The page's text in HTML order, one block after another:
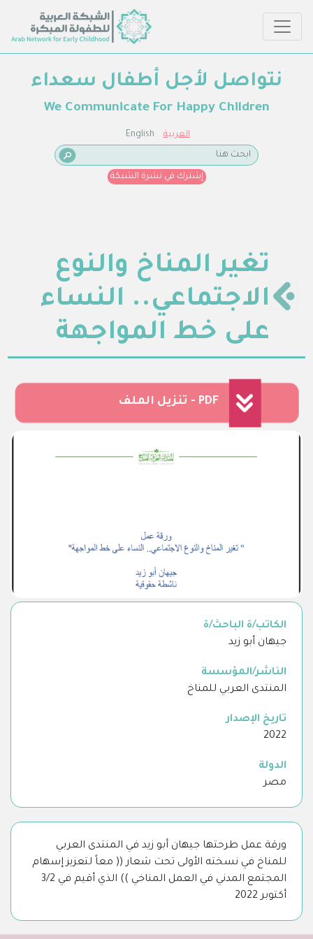
نتواصل لأجل أطفال سعداء
We Communicate For Happy Children
English العربية
إشترك في نشرة الشبكة
تغير المناخ والنوع
الاجتماعي.. النساء
على خط المواجهة
تنزيل الملف - PDF
الكاتب/ة الباحث/ة
جيهان أبو زيد
الناشر/المؤسسة
المنتدى العربي للمناخ
تاريخ الإصدار
2022
الدولة
مصر
ورقة عمل طرحتها جيهان أبو زيد في المنتدى العربي
للمناخ في نسخته الأولى تحت شعار (( معاً لتعزيز إسهام
المجتمع المدني في العمل المناخي )) الذي أقيم في 3/2
أكتوبر 2022